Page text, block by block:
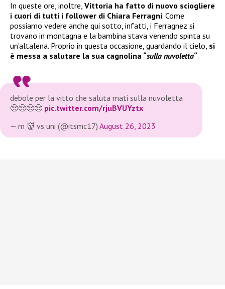
In queste ore, inoltre, Vittoria ha fatto di nuovo sciogliere
i cuori di tutti i follower di Chiara Ferragni. Come
possiamo vedere anche qui sotto, infatti, i Ferragnez si
trovano in montagna e la bambina stava venendo spinta su
un’altalena. Proprio in questa occasione, guardando il cielo, si
è messa a salutare la sua cagnolina “sulla nuvoletta“.
debole per la vitto che saluta mati sulla nuvoletta
🥺🥺🥺🥺 pic.twitter.com/rjuBVUYztx
— m 👹 vs uni (@itsmc17) August 26, 2023